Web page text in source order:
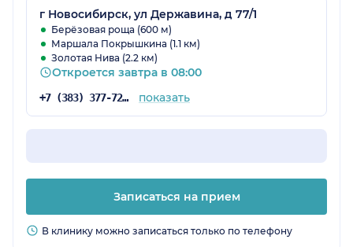
г Новосибирск, ул Державина, д 77/1
Берёзовая роща (600 м)
Маршала Покрышкина (1.1 км)
Золотая Нива (2.2 км)
Откроется завтра в 08:00
+7 (383) 377-72-60 показать
Записаться на прием
В клинику можно записаться только по телефону